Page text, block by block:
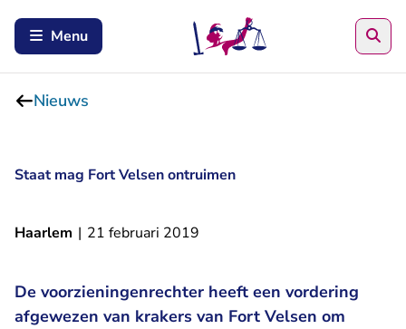
Menu
Nieuws
Staat mag Fort Velsen ontruimen
Haarlem | 21 februari 2019
De voorzieningenrechter heeft een vordering
afgewezen van krakers van Fort Velsen om